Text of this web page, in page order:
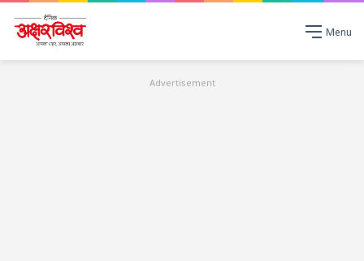
Menu
Advertisement